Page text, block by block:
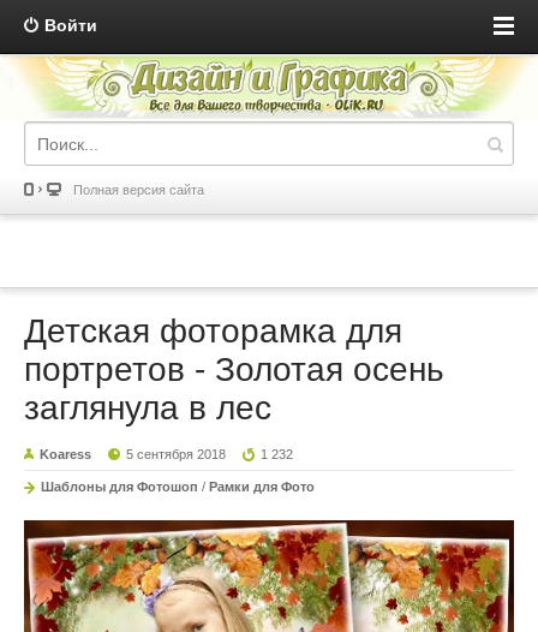
Войти
Полная версия сайта
Детская фоторамка для
портретов - Золотая осень
заглянула в лес
Koaress 5 сентября 2018 1 232
Шаблоны для Фотошоп / Рамки для Фото